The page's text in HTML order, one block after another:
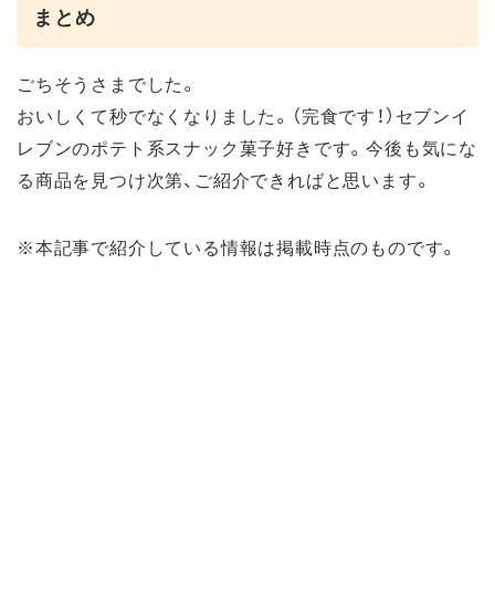
まとめ
ごちそうさまでした。
おいしくて秒でなくなりました。（完食です！）セブンイ
レブンのポテト系スナック菓子好きです。今後も気にな
る商品を見つけ次第、ご紹介できればと思います。
※本記事で紹介している情報は掲載時点のものです。